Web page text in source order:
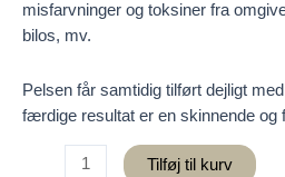
misfarvninger og toksiner fra
bilos, mv.
Pelsen får samtidig tilført dejligt
færdige resultat er en skinnende og
Tilføj til kurv